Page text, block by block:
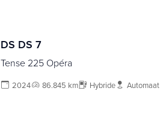
DS DS 7
Tense 225 Opéra
2024 86.845 km Hybride Automaat